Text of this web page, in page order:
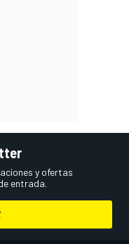
y ofertas
entrada.